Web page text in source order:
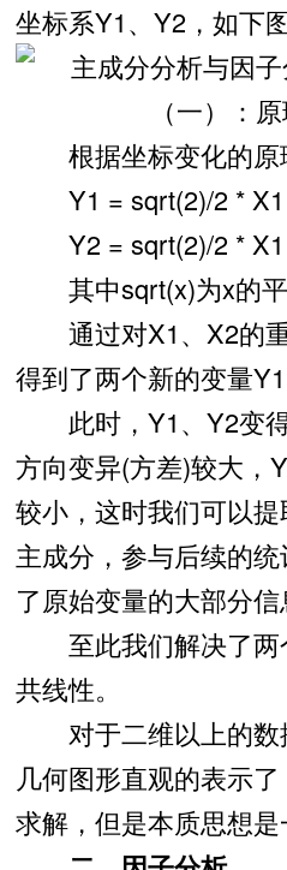
坐标系Y1、Y2，如下
根据坐标变化的原
Y1 = sqrt(2)/2 * X1
Y2 = sqrt(2)/2 * X1
其中sqrt(x)为x的平
通过对X1、X2的重
得到了两个新的变量Y1
此时，Y1、Y2变得
方向变异(方差)较大，
较小，这时我们可以
主成分，参与后续的
了原始变量的大部分信
至此我们解决了两
共线性。
对于二维以上的数
几何图形直观的表示
求解，但是本质思想是